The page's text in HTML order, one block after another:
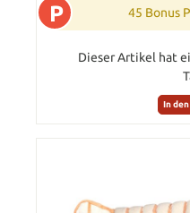
P 45 Bonus
Dieser Artikel hat
In